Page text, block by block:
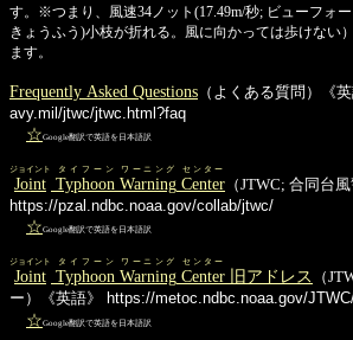
す。※つまり、風速34ノット(17.49m/秒; ビューフォ
きょうふう)小枝が折れる。風に向かっては歩けない
ます。
Frequently Asked Questions （よくある質問）《英
avy.mil/jtwc/jtwc.html?faq
☆Google翻訳で英語を日本語訳
Joint
ジョイント
Typhoon
タイフーン
Warning
ワーニング
Center
センター
（JTWC; 合同台
https://pzal.ndbc.noaa.gov/collab/jtwc/
☆Google翻訳で英語を日本語訳
Joint
ジョイント
Typhoon
タイフーン
Warning
ワーニング
Center
センター
旧アドレス
（
ー）《英語》
https://metoc.ndbc.noaa.gov/
☆Google翻訳で英語を日本語訳